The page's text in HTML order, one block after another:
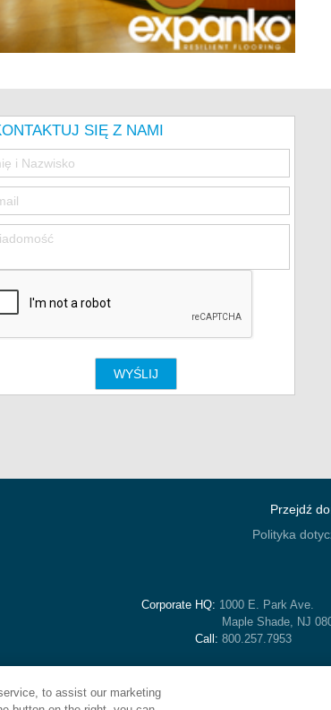
SIĘ Z NAMI
Przejdź
Polityka
Corporate HQ: 1000 E. Park Ave.
Maple Shade, NJ
Call: 800.257.7953
to assist our marketing